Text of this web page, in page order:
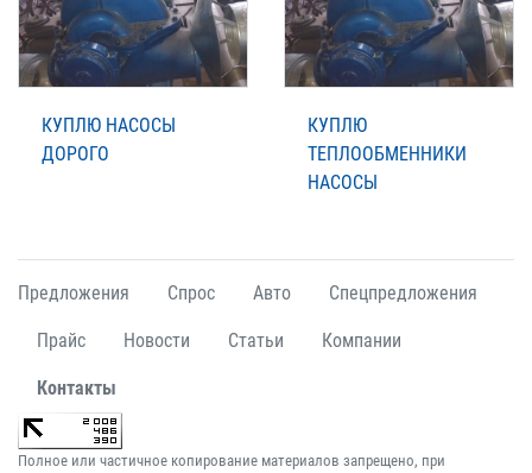
КУПЛЮ НАСОСЫ
ДОРОГО
КУПЛЮ
ТЕПЛООБМЕННИКИ
НАСОСЫ
Предложения Спрос Авто Спецпредложения
Прайс Новости Статьи Компании
Контакты
Полное или частичное копирование материалов запрещено, при